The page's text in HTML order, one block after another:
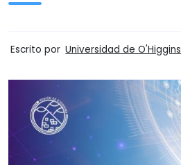
Escrito por Universidad de O'Higgins